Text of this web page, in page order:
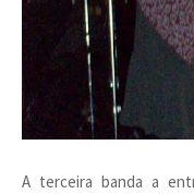
A terceira banda a